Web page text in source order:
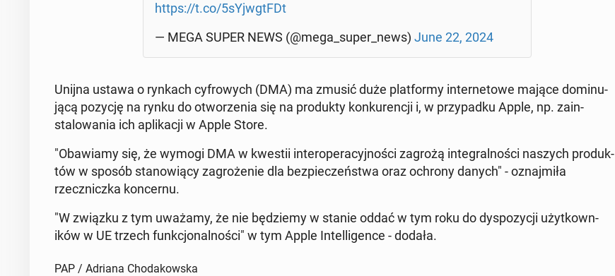
https://t.co/5sYjwgtFDt
— MEGA SUPER NEWS (@mega_super_news) June 22, 2024
Unijna ustawa o rynkach cyfrowych (DMA) ma zmusić duże plat­formy in­ter­ne­towe mające domin­u­
jącą pozycję na rynku do ot­worzenia się na pro­duk­ty konkurencji i, w przy­pad­ku Apple, np. zain­
stalowa­nia ich ap­likacji w Apple Store.
"Obaw­iamy się, że wymogi DMA w kwestii in­ter­op­er­a­cyjnoś­ci zagrożą in­te­gral­noś­ci naszych pro­duk­
tów w sposób stanow­ią­cy za­groże­nie dla bez­pieczeńst­wa oraz ochrony danych" - oz­na­jmiła
rzecznicz­ka kon­cer­nu.
"W związku z tym uważamy, że nie będziemy w stanie oddać w tym roku do dys­pozy­cji użytkown­
ików w UE trzech funkcjon­al­noś­ci" w tym Apple In­tel­li­gence - dodała.
PAP / Adriana Chodakowska